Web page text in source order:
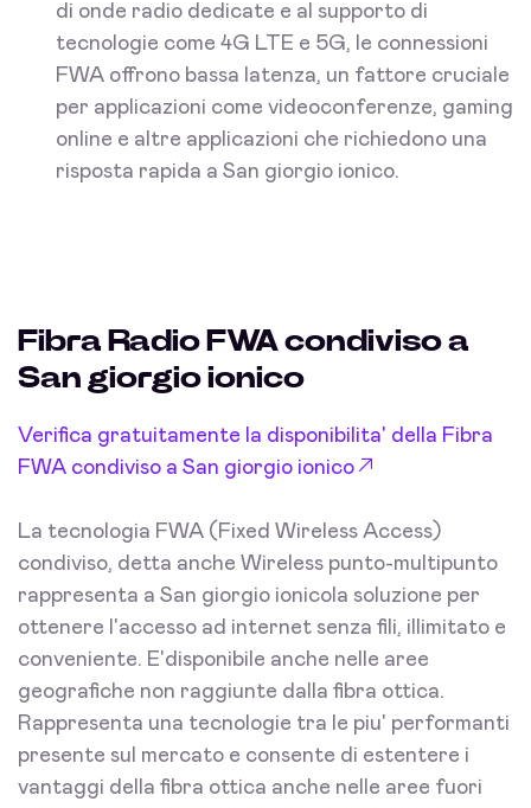
di onde radio dedicate e al supporto di
tecnologie come 4G LTE e 5G, le connessioni
FWA offrono bassa latenza, un fattore cruciale
per applicazioni come videoconferenze, gaming
online e altre applicazioni che richiedono una
risposta rapida a San giorgio ionico.
Fibra Radio FWA condiviso a
San giorgio ionico
Verifica gratuitamente la disponibilita' della Fibra
FWA condiviso a San giorgio ionico
La tecnologia FWA (Fixed Wireless Access)
condiviso, detta anche Wireless punto-multipunto
rappresenta a San giorgio ionicola soluzione per
ottenere l'accesso ad internet senza fili, illimitato e
conveniente. E'disponibile anche nelle aree
geografiche non raggiunte dalla fibra ottica.
Rappresenta una tecnologie tra le piu' performanti
presente sul mercato e consente di estentere i
vantaggi della fibra ottica anche nelle aree fuori